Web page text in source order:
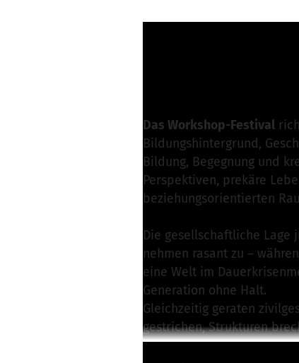
Das Workshop-Festival
Bildungshintergrund,
Bildung, Begegnung und
Perspektiven, prekäre
beziehungsorientierten
Die gesellschaftliche Lage
nehmen rasant zu –
eine Welt im
Generation ohne Halt.
Gleichzeitig geraten
gestrichen, Strukturen
betroffen. Viele